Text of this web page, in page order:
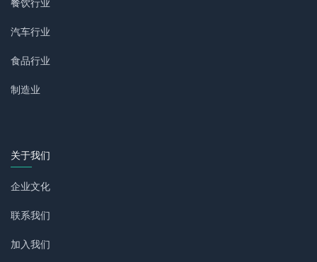
餐饮行业
汽车行业
食品行业
制造业
关于我们
企业文化
联系我们
加入我们